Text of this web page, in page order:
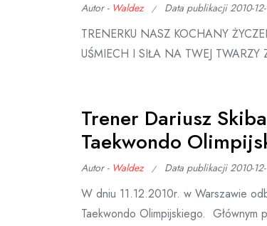
Autor - Waldez Data publikacji2010-
TRENERKU NASZ KOCHANY
UŚMIECH I SIŁA NA TWEJ TWARZY
Trener Dariusz
Taekwondo
Autor - Waldez Data publikacji2010-
W dniu 11.12.2010r. w Warszawie
Taekwondo Olimpijskiego. Głównym